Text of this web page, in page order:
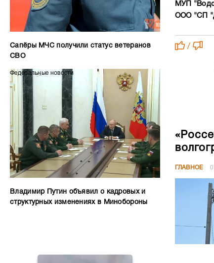
Сапёры МЧС получили статус ветеранов
СВО
Федеральные новости
Владимир Путин объявил о кадровых и
структурных изменениях в Минобороны
МУП
ООО "СП
/
ГЛАВНОЕ